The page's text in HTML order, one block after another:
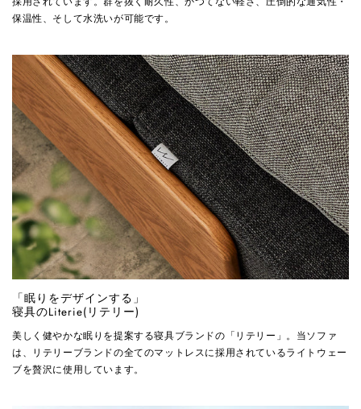
保温性、そして水洗いが可能です。
「眠りをデザインする」
寝具のLiterie(リテリー)
美しく健やかな眠りを提案する寝具ブランドの「リテリー」。当ソファ
は、リテリーブランドの全てのマットレスに採用されているライトウェー
ブを贅沢に使用しています。